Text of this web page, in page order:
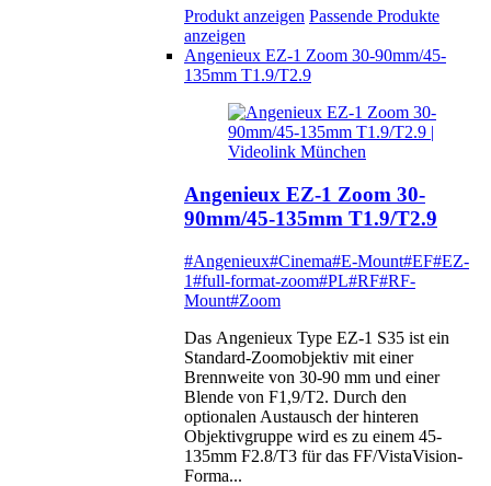
Produkt anzeigen Passende Produkte
anzeigen
Angenieux EZ-1 Zoom 30-90mm/45-
135mm T1.9/T2.9
Angenieux EZ-1 Zoom 30-
90mm/45-135mm T1.9/T2.9
#Angenieux#Cinema#E-Mount#EF#EZ-
1#full-format-zoom#PL#RF#RF-
Mount#Zoom
Das Angenieux Type EZ-1 S35 ist ein
Standard-Zoomobjektiv mit einer
Brennweite von 30-90 mm und einer
Blende von F1,9/T2. Durch den
optionalen Austausch der hinteren
Objektivgruppe wird es zu einem 45-
135mm F2.8/T3 für das FF/VistaVision-
Forma...